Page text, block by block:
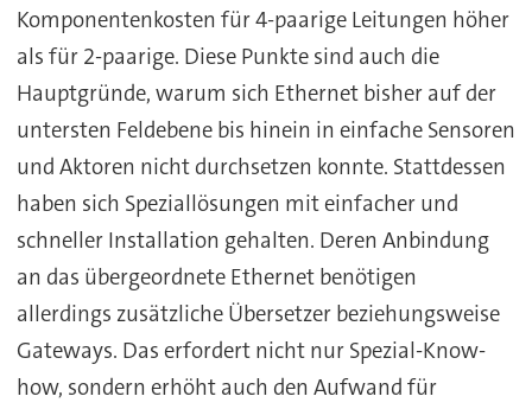
Komponentenkosten für 4-paarige Leitungen höher
als für 2-paarige. Diese Punkte sind auch die
Hauptgründe, warum sich Ethernet bisher auf der
untersten Feldebene bis hinein in einfache Sensoren
und Aktoren nicht durchsetzen konnte. Stattdessen
haben sich Speziallösungen mit einfacher und
schneller Installation gehalten. Deren Anbindung
an das übergeordnete Ethernet benötigen
allerdings zusätzliche Übersetzer beziehungsweise
Gateways. Das erfordert nicht nur Spezial-Know-
how, sondern erhöht auch den Aufwand für